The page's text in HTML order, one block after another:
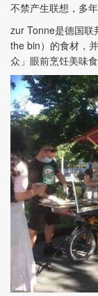
不禁产生联想，多
zur Tonne是德国联
the bin）的食材，
众」眼前烹饪美味